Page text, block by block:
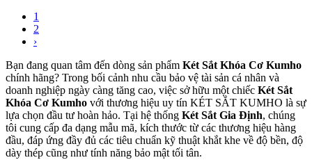
1
2
›
Bạn đang quan tâm đến dòng sản phẩm Két Sắt Khóa Cơ Kumho
chính hãng? Trong bối cảnh nhu cầu bảo vệ tài sản cá nhân và
doanh nghiệp ngày càng tăng cao, việc sở hữu một chiếc Két Sắt
Khóa Cơ Kumho với thương hiệu uy tín KÉT SẮT KUMHO là sự
lựa chọn đầu tư hoàn hảo. Tại hệ thống Két Sắt Gia Định, chúng
tôi cung cấp đa dạng mẫu mã, kích thước từ các thương hiệu hàng
đầu, đáp ứng đầy đủ các tiêu chuẩn kỹ thuật khắt khe về độ bền, độ
dày thép cũng như tính năng bảo mật tối tân.